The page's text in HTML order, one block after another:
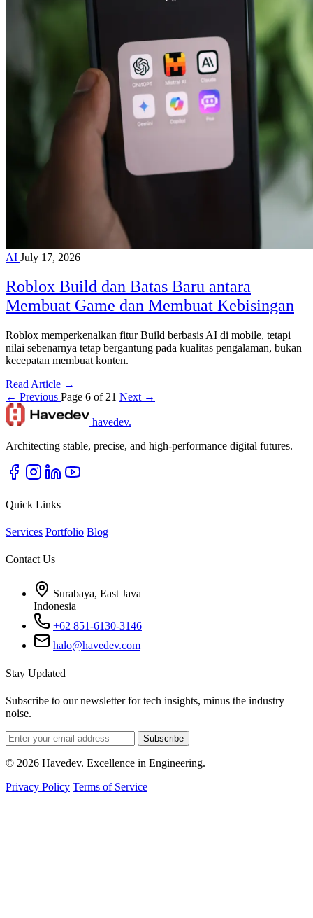
AI July 17, 2026
Roblox Build dan Batas Baru antara
Membuat Game dan Membuat Kebisingan
Roblox memperkenalkan fitur Build berbasis AI di mobile, tetapi
nilai sebenarnya tetap bergantung pada kualitas pengalaman, bukan
kecepatan membuat konten.
Read Article →
← Previous Page 6 of 21 Next →
havedev.
Architecting stable, precise, and high-performance digital futures.
Quick Links
Services Portfolio Blog
Contact Us
Surabaya, East Java
Indonesia
+62 851-6130-3146
halo@havedev.com
Stay Updated
Subscribe to our newsletter for tech insights, minus the industry
noise.
Subscribe
© 2026 Havedev. Excellence in Engineering.
Privacy Policy Terms of Service